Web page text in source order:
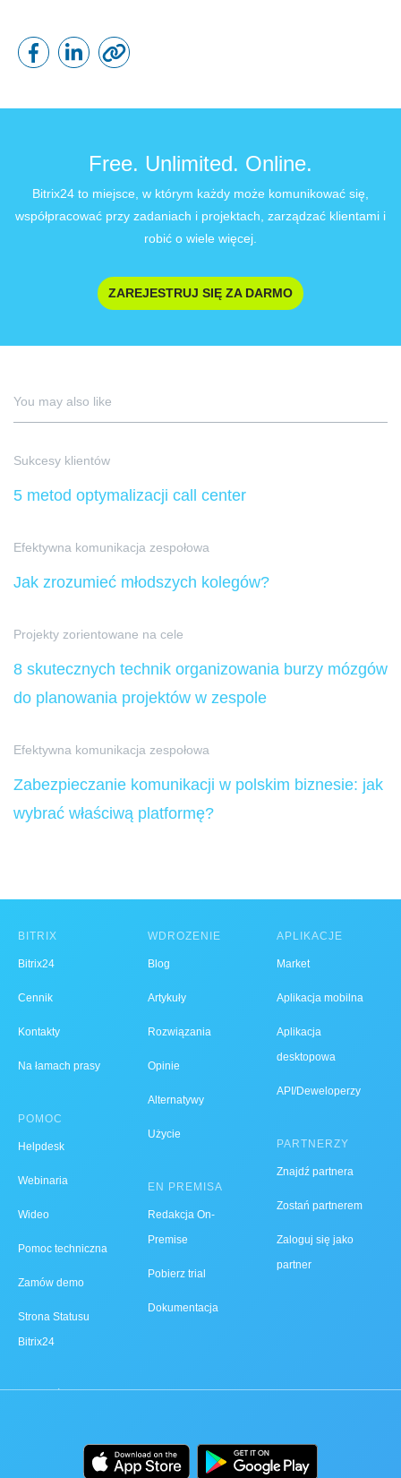
Free. Unlimited. Online.
Bitrix24 to miejsce, w którym każdy może komunikować się,
współpracować przy zadaniach i projektach, zarządzać klientami i
robić o wiele więcej.
ZAREJESTRUJ SIĘ ZA DARMO
You may also like
Sukcesy klientów
5 metod optymalizacji call center
Efektywna komunikacja zespołowa
Jak zrozumieć młodszych kolegów?
Projekty zorientowane na cele
8 skutecznych technik organizowania burzy mózgów
do planowania projektów w zespole
Efektywna komunikacja zespołowa
Zabezpieczanie komunikacji w polskim biznesie: jak
wybrać właściwą platformę?
BITRIX
Bitrix24
Cennik
Kontakty
Na łamach prasy
POMOC
Helpdesk
Webinaria
Wideo
Pomoc techniczna
Zamów demo
Strona Statusu
Bitrix24
WDROŻENIE
Blog
Artykuły
Rozwiązania
Opinie
Alternatywy
Użycie
EN PREMISA
Redakcja On-
Premise
Pobierz trial
Dokumentacja
APLIKACJE
Market
Aplikacja mobilna
Aplikacja
desktopowa
API/Deweloperzy
PARTNERZY
Znajdź partnera
Zostań partnerem
Zaloguj się jako
partner